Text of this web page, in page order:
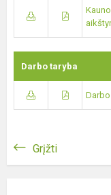
Darbo taryba
Grįžti